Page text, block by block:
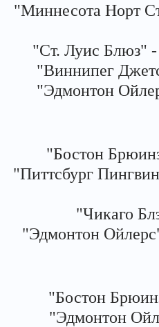
"Миннесота Норт
"Ст. Луис Блюз"
"Виннипег
"Эдмонтон
"Бостон
"Питтсбург
"Чикаго
"Эдмонтон
"Бостон
"Эдмонтон